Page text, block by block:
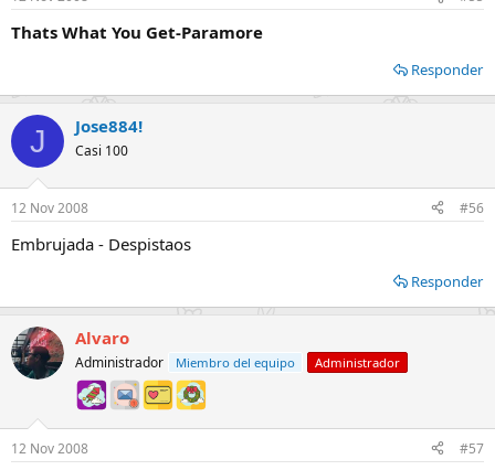
Thats What You Get-Paramore
Responder
J Jose884!
Casi 100
12 Nov 2008 #56
Embrujada - Despistaos
Responder
Alvaro
Administrador Miembro del equipo Administrador
12 Nov 2008 #57